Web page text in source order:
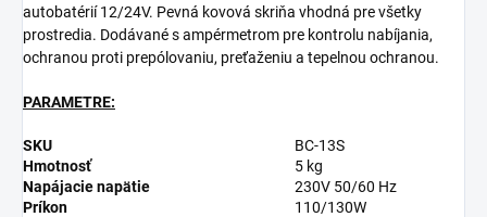
autobatérií 12/24V. Pevná kovová skriňa vhodná pre všetky
prostredia. Dodávané s ampérmetrom pre kontrolu nabíjania,
ochranou proti prepólovaniu, preťaženiu a tepelnou ochranou.
PARAMETRE:
SKU
BC-13S
Hmotnosť
5 kg
Napájacie napätie
230V 50/60 Hz
Príkon
110/130W